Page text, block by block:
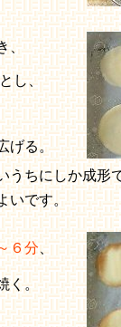
、
し、
げる。
うちにしか成形
いです。
６分、
く。